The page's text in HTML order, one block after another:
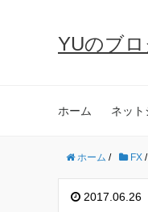
YUのブ
ホーム ネット
ホーム / FX /
2017.06.26